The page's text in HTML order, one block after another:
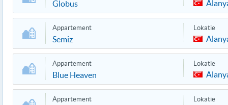
Globus
Appartement
Semiz
Lokatie
Appartement
Blue Heaven
Lokatie
Appartement Lokatie